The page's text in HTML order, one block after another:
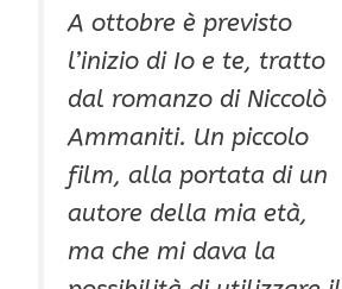
A ottobre è previsto
l’inizio di Io e te, tratto
dal romanzo di Niccolò
Ammaniti. Un piccolo
film, alla portata di un
autore della mia età,
ma che mi dava la